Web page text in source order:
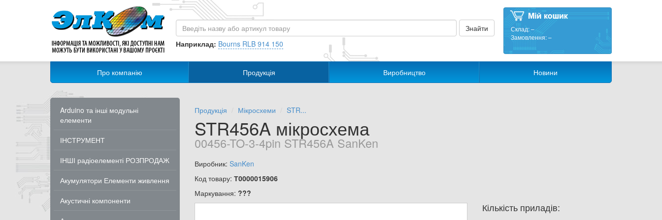
Наприклад: Bourns RLB 914 150
Склад:–
Замовлення:–
Про компанію Продукція Виробництво Новини
Arduino та інші модульні
елементи
ІНСТРУМЕНТ
ІНШІ радіоелементі РОЗПРОДАЖ
Акумулятори Елементи живлення
Акустичні компоненти
Продукція Мікросхеми STR...
STR456A мікросхема
00456-TO-3-4pin STR456A SanKen
Виробник: SanKen
Код товару: Т0000015906
Маркування: ???
Кількість приладів: